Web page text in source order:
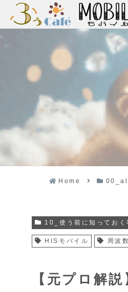
Home
【元プロ解
10_使う前に知っておく
HISモバイル 周波